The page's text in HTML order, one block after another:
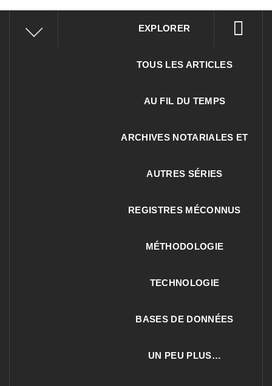
EXPLORER
TOUS LES ARTICLES
AU FIL DU TEMPS
ARCHIVES NOTARIALES ET
AUTRES SÉRIES
REGISTRES MÉCONNUS
MÉTHODOLOGIE
TECHNOLOGIE
BASES DE DONNÉES
UN PEU PLUS…